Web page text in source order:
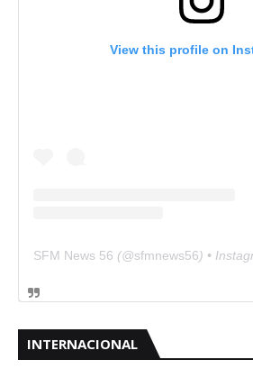
View this profile on
SFM News 56 (@sfmnews56) •
INTERNACIONAL